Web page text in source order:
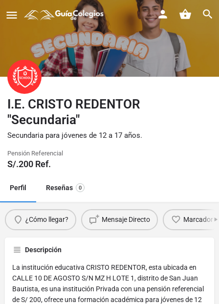
I.E. CRISTO REDENTOR
"Secundaria"
Secundaria para jóvenes de 12 a 17 años.
Pensión Referencial
S/.200 Ref.
Perfil Reseñas 0
¿Cómo llegar? Mensaje Directo Marcador
Descripción
La institución educativa CRISTO REDENTOR, esta ubicada en
CALLE 10 DE AGOSTO S/N MZ H LOTE 1, distrito de San Juan
Bautista, es una institución Privada con una pensión referencial
de S/ 200, ofrece una formación académica para jóvenes de 12